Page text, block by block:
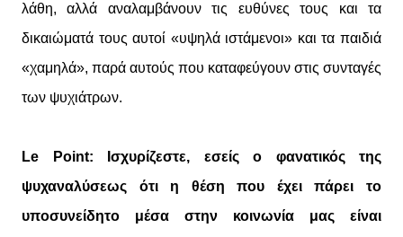
λάθη, αλλά αναλαμβάνουν τις ευθύνες τους και τα
δικαιώματά τους αυτοί «υψηλά ιστάμενοι» και τα παιδιά
«χαμηλά», παρά αυτούς που καταφεύγουν στις συνταγές
των ψυχιάτρων.
Le Point: Ισχυρίζεστε, εσείς ο φανατικός της
ψυχαναλύσεως ότι η θέση που έχει πάρει το
υποσυνείδητο μέσα στην κοινωνία μας είναι